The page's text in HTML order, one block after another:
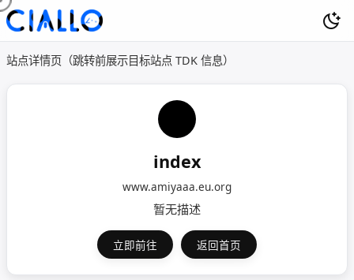
站点详情页（跳转前展示目标站点 TDK 信息）
index
www.amiyaaa.eu.org
暂无描述
立即前往 返回首页